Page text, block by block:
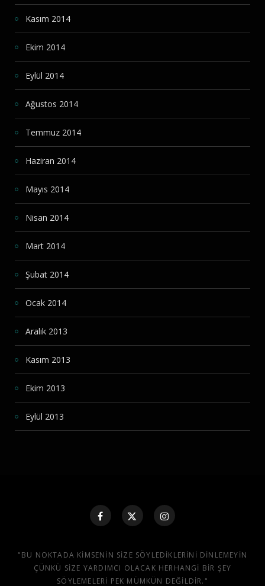
Kasım 2014
Ekim 2014
Eylül 2014
Ağustos 2014
Temmuz 2014
Haziran 2014
Mayıs 2014
Nisan 2014
Mart 2014
Şubat 2014
Ocak 2014
Aralık 2013
Kasım 2013
Ekim 2013
Eylül 2013
"BU NOKTADA KIMSENIN SIZE SÖYLEDIKLERINI DINLEMEYIN
ÇÜNKÜ SIZE YARDIMCI OLACAK HERHANGI BIR ŞEY
SÖYLEMELERI PEK MÜMKÜN DEĞILDIR."